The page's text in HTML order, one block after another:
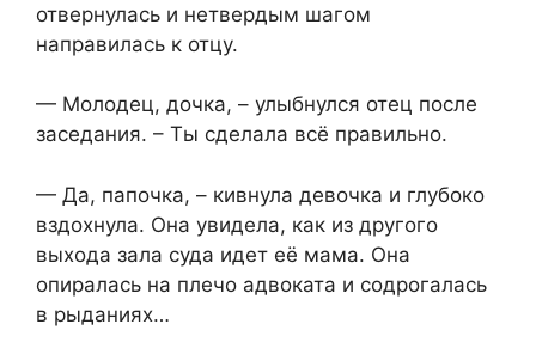
отвернулась и нетвердым шагом
направилась к отцу.
— Молодец, дочка, – улыбнулся отец после
заседания. – Ты сделала всё правильно.
— Да, папочка, – кивнула девочка и глубоко
вздохнула. Она увидела, как из другого
выхода зала суда идет её мама. Она
опиралась на плечо адвоката и содрогалась
в рыданиях…